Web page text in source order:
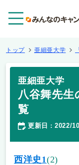
トップ 亜細亜大学
亜細亜大学
八谷舞先生
覧
更新日 ： 2022/
西洋史1(2)